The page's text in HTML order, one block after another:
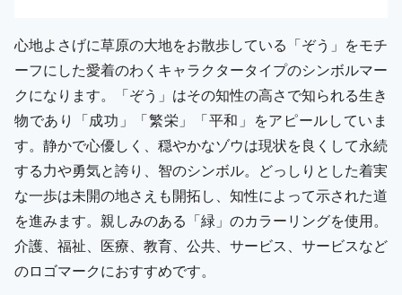
心地よさげに草原の大地をお散歩している「ぞう」をモチ
ーフにした愛着のわくキャラクタータイプのシンボルマー
クになります。「ぞう」はその知性の高さで知られる生き
物であり「成功」「繁栄」「平和」をアピールしていま
す。静かで心優しく、穏やかなゾウは現状を良くして永続
する力や勇気と誇り、智のシンボル。どっしりとした着実
な一歩は未開の地さえも開拓し、知性によって示された道
を進みます。親しみのある「緑」のカラーリングを使用。
介護、福祉、医療、教育、公共、サービス、サービスなど
のロゴマークにおすすめです。